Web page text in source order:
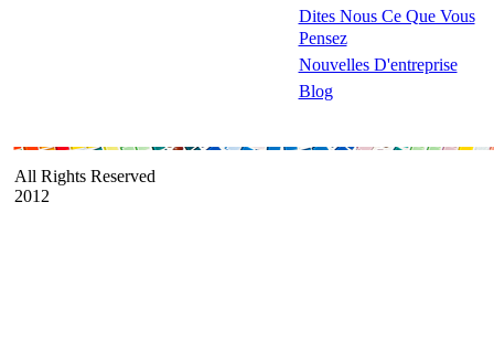
Dites Nous Ce Que Vous
Pensez
Nouvelles D'entreprise
Blog
All Rights Reserved
2012